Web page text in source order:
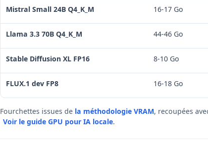
Mistral Small 24B Q4_K_M 16-17 Go
Llama 3.3 70B Q4_K_M 44-46 Go
Stable Diffusion XL FP16 8-10 Go
FLUX.1 dev FP8 16-18 Go
Fourchettes issues de la méthodologie VRAM, recoupées
Voir le guide GPU pour IA locale.